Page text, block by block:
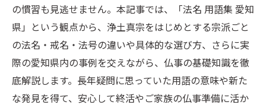
の慣習も見逃せません。本記事では、「法名 用語集 愛知
県」という観点から、浄土真宗をはじめとする宗派ごと
の法名・戒名・法号の違いや具体的な選び方、さらに実
際の愛知県内の事例を交えながら、仏事の基礎知識を徹
底解説します。長年疑問に思っていた用語の意味や新た
な発見を得て、安心して終活やご家族の仏事準備に活か